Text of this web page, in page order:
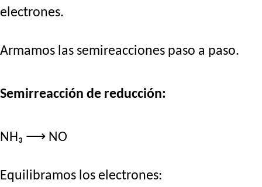
electrones.
Armamos las semireacciones paso a paso.
Semirreacción de reducción:
NH₃ ⟶ NO
Equilibramos los electrones: